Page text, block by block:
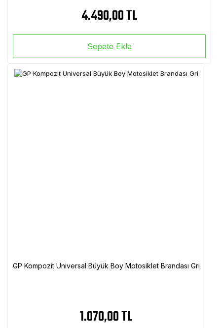
4.490,00 TL
Sepete Ekle
GP Kompozit Universal Büyük Boy Motosiklet Brandası Gri
1.070,00 TL